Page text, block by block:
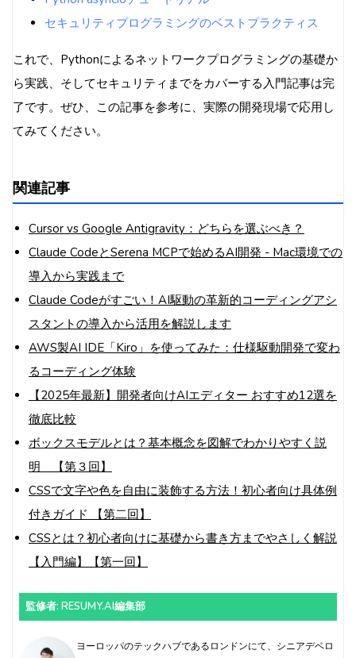
セキュリティプログラミングのベストプラクティス
これで、Pythonによるネットワークプログラミングの基礎か
ら実践、そしてセキュリティまでをカバーする入門記事は完
了です。ぜひ、この記事を参考に、実際の開発現場で応用し
てみてください。
関連記事
Cursor vs Google Antigravity：どちらを選ぶべき？
Claude CodeとSerena MCPで始めるAI開発 - Mac環境での
導入から実践まで
Claude Codeがすごい！AI駆動の革新的コーディングアシ
スタントの導入から活用を解説します
AWS製AI IDE「Kiro」を使ってみた：仕様駆動開発で変わ
るコーディング体験
【2025年最新】開発者向けAIエディター おすすめ12選を
徹底比較
ボックスモデルとは？基本概念を図解でわかりやすく説
明 【第３回】
CSSで文字や色を自由に装飾する方法！初心者向け具体例
付きガイド 【第二回】
CSSとは？初心者向けに基礎から書き方までやさしく解説
【入門編】【第一回】
監修者: RESUMY.AI編集部
ヨーロッパのテックハブであるロンドンにて、シニアデベロ